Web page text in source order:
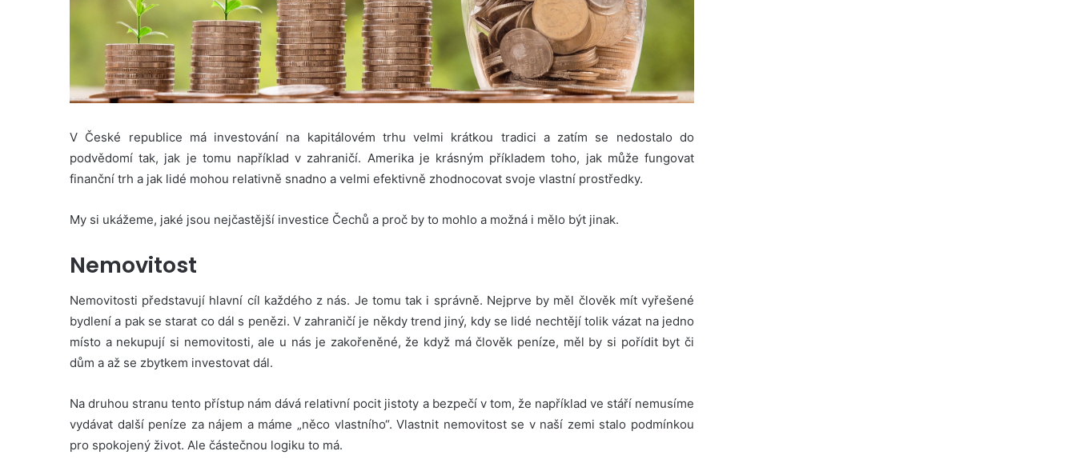
V České republice má investování na kapitálovém trhu velmi krátkou tradici a zatím se nedostalo do
podvědomí tak, jak je tomu například v zahraničí. Amerika je krásným příkladem toho, jak může fungovat
finanční trh a jak lidé mohou relativně snadno a velmi efektivně zhodnocovat svoje vlastní prostředky.
My si ukážeme, jaké jsou nejčastější investice Čechů a proč by to mohlo a možná i mělo být jinak.
Nemovitost
Nemovitosti představují hlavní cíl každého z nás. Je tomu tak i správně. Nejprve by měl člověk mít vyřešené
bydlení a pak se starat co dál s penězi. V zahraničí je někdy trend jiný, kdy se lidé nechtějí tolik vázat na jedno
místo a nekupují si nemovitosti, ale u nás je zakořeněné, že když má člověk peníze, měl by si pořídit byt či
dům a až se zbytkem investovat dál.
Na druhou stranu tento přístup nám dává relativní pocit jistoty a bezpečí v tom, že například ve stáří nemusíme
vydávat další peníze za nájem a máme „něco vlastního“. Vlastnit nemovitost se v naší zemi stalo podmínkou
pro spokojený život. Ale částečnou logiku to má.